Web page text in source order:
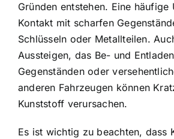
Gründen entstehen. Eine häufige
Kontakt mit scharfen
Schlüsseln oder Metallteilen.
Aussteigen, das Be- und
Gegenständen oder
anderen Fahrzeugen können
Kunststoff verursachen.
Es ist wichtig zu beachten, dass